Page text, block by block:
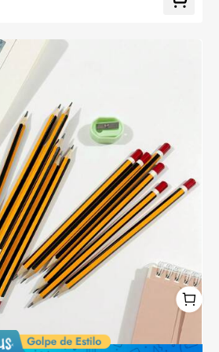
Max/7 Plus/8 Plus/7g/8g, esquinas a prueb
1
1